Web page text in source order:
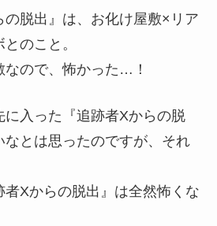
の脱出』は、お化け屋敷×リア
のこと。
ので、怖かった…！
入った『追跡者Xからの脱
なとは思ったのですが、それ
Xからの脱出』は全然怖くな